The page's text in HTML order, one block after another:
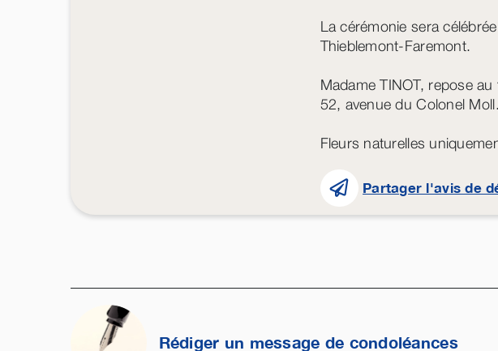
La cérémonie sera
Thieblemont-Faremont.
Madame TINOT, repose
52, avenue du Colonel Moll.
Fleurs naturelles
Partager l'avis de
Rédiger un message de condoléances